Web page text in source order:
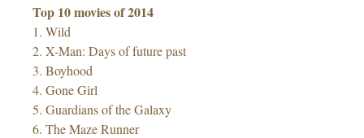
Top 10 movies of 2014
1. Wild
2. X-Man: Days of future past
3. Boyhood
4. Gone Girl
5. Guardians of the Galaxy
6. The Maze Runner